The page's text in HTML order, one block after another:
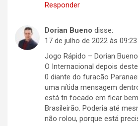
Responder
Dorian Bueno disse:
17 de julho de 2022 às 09:23
Jogo Rápido – Dorian
O Internacional depois
0 diante do furacão
uma nítida mensagem
está tri focado em ficar
Brasileirão. Poderia até
não rolou, porque está